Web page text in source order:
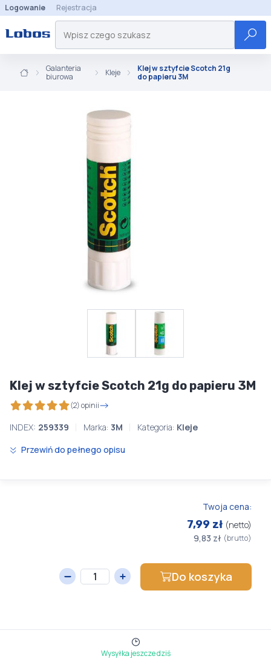
Logowanie Rejestracja
Galanteria
biurowa
Kleje
Klej w sztyfcie Scotch 21g
do papieru 3M
Klej w sztyfcie Scotch 21g do papieru 3M
(2) opinii
INDEX: 259339 Marka: 3M Kategoria: Kleje
Przewiń do pełnego opisu
Twoja cena:
7,99 zł (netto)
9,83 zł (brutto)
Do koszyka
Wysyłka jeszcze dziś